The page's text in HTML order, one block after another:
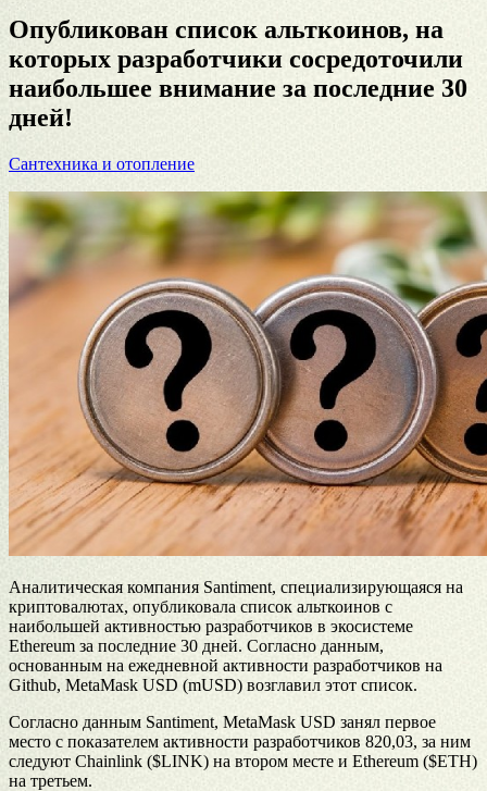
Опубликован список альткоинов, на
которых разработчики сосредоточили
наибольшее внимание за последние 30
дней!
Сантехника и отопление
Аналитическая компания Santiment, специализирующаяся на
криптовалютах, опубликовала список альткоинов с
наибольшей активностью разработчиков в экосистеме
Ethereum за последние 30 дней. Согласно данным,
основанным на ежедневной активности разработчиков на
Github, MetaMask USD (mUSD) возглавил этот список.
Согласно данным Santiment, MetaMask USD занял первое
место с показателем активности разработчиков 820,03, за ним
следуют Chainlink ($LINK) на втором месте и Ethereum ($ETH)
на третьем.